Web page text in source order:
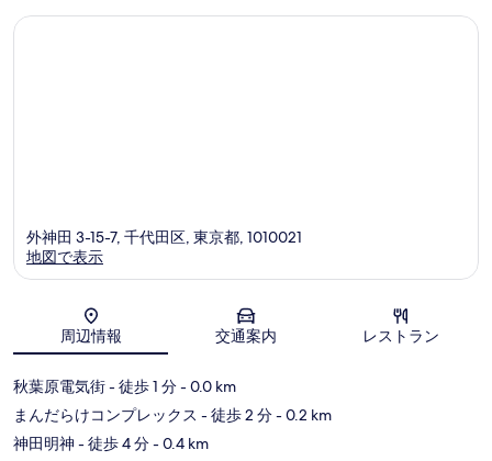
ミ
ミ
地図
外神田 3-15-7, 千代田区, 東京都, 1010021
地図で表示
周辺情報 交通案内 レストラン
秋葉原電気街- 徒歩 1 分- 0.0 km
まんだらけコンプレックス - 徒歩 2 分- 0.2 km
神田明神 - 徒歩 4 分- 0.4 km